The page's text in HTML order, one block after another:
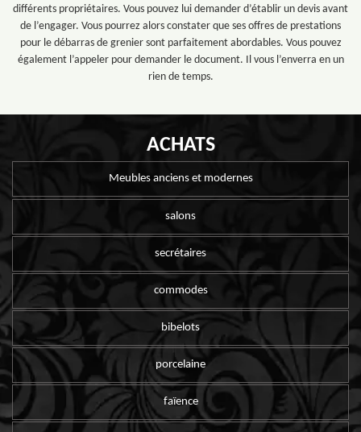
différents propriétaires. Vous pouvez lui demander d’établir un devis avant
de l’engager. Vous pourrez alors constater que ses offres de prestations
pour le débarras de grenier sont parfaitement abordables. Vous pouvez
également l’appeler pour demander le document. Il vous l’enverra en un
rien de temps.
ACHATS
Meubles anciens et modernes
salons
secrétaires
commodes
bibelots
porcelaine
faïence